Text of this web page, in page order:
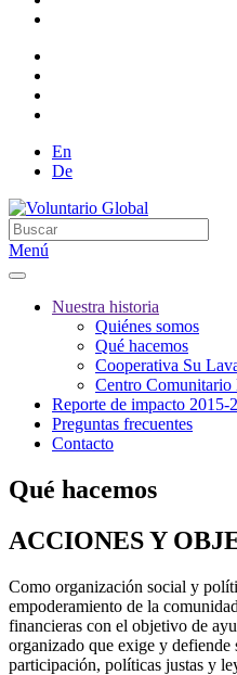
En
De
Menú
Nuestra historia
Quiénes somos
Qué hacemos
Cooperativa Su
Centro
Reporte de impacto 2015-
Preguntas frecuentes
Contacto
Qué hacemos
ACCIONES Y
Como organización social y
empoderamiento de la
financieras con el objetivo de
organizado que exige y defiende
participación, políticas justas y